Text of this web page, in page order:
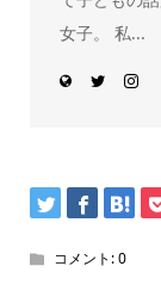
女子。 私...
コメント:0